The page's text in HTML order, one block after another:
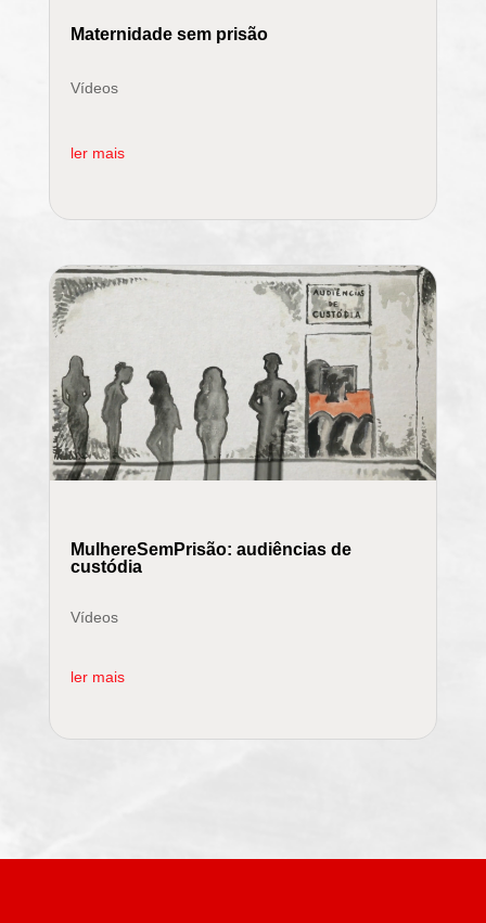
Maternidade sem prisão
Vídeos
ler mais
MulhereSemPrisão: audiências de
custódia
Vídeos
ler mais